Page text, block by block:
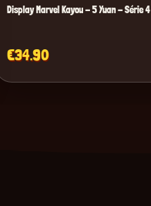
Display Marvel Kayou - 5 Yuan - Série 4
€34.90